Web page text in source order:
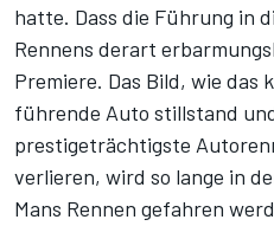
hatte. Dass die Führung in
Rennens derart
Premiere. Das Bild, wie das
führende Auto stillstand
prestigeträchtigste
verlieren, wird so lange in
Mans Rennen gefahren